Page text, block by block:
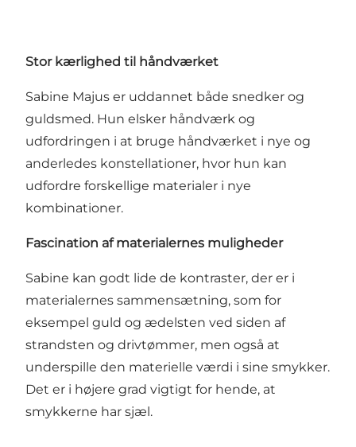
Stor kærlighed til håndværket
Sabine Majus er uddannet både snedker og
guldsmed. Hun elsker håndværk og
udfordringen i at bruge håndværket i nye og
anderledes konstellationer, hvor hun kan
udfordre forskellige materialer i nye
kombinationer.
Fascination af materialernes muligheder
Sabine kan godt lide de kontraster, der er i
materialernes sammensætning, som for
eksempel guld og ædelsten ved siden af
strandsten og drivtømmer, men også at
underspille den materielle værdi i sine smykker.
Det er i højere grad vigtigt for hende, at
smykkerne har sjæl.